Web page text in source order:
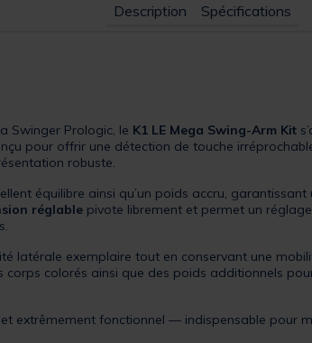
Description Spécifications
Swinger Prologic, le K1 LE Mega Swing-Arm Kit
pour offrir une détection de touche
robuste.
équilibre ainsi qu’un poids accru,
réglable pivote librement et permet un
latérale exemplaire tout en conservant une
corps colorés ainsi que des poids additionnels
extrêmement fonctionnel — indispensable pour